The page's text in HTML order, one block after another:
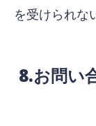
を受けられな
8.お問い